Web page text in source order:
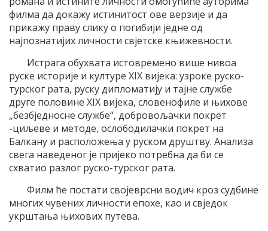
филма да докажу истинитост ове верзије и да
прикажу праву слику о погибији једне од
најпознатијих личности свјетске књижевности.
Истрага обухвата истовремено више нивоа
руске историје и културе XIX вијека: узроке руско-
турског рата, руску дипломатију и тајне службе
друге половине XIX вијека, словенофиле и њихове
„безбједносне службе“, добровољачки покрет
-циљеве и методе, ослободилачки покрет на
Балкану и расположења у руском друштву. Анализа
свега наведеног је пријеко потребна да би се
схватио разлог руско-турског рата.
Филм ће постати својеврсни водич кроз судбине
многих чувених личности епохе, као и свједок
укрштања њихових путева.